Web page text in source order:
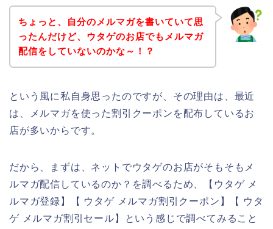
ちょっと、自分のメルマガを書いていて思
ったんだけど、ウタゲのお店でもメルマガ
配信をしていないのかな～！？
という風に私自身思ったのですが、その理由は、最近
は、メルマガを使った割引クーポンを配布しているお
店が多いからです。
だから、まずは、ネットでウタゲのお店がそもそもメ
ルマガ配信しているのか？を調べるため、【ウタゲ メ
ルマガ登録】【 ウタゲ メルマガ割引クーポン】【 ウタ
ゲ メルマガ割引セール】という感じで調べてみること